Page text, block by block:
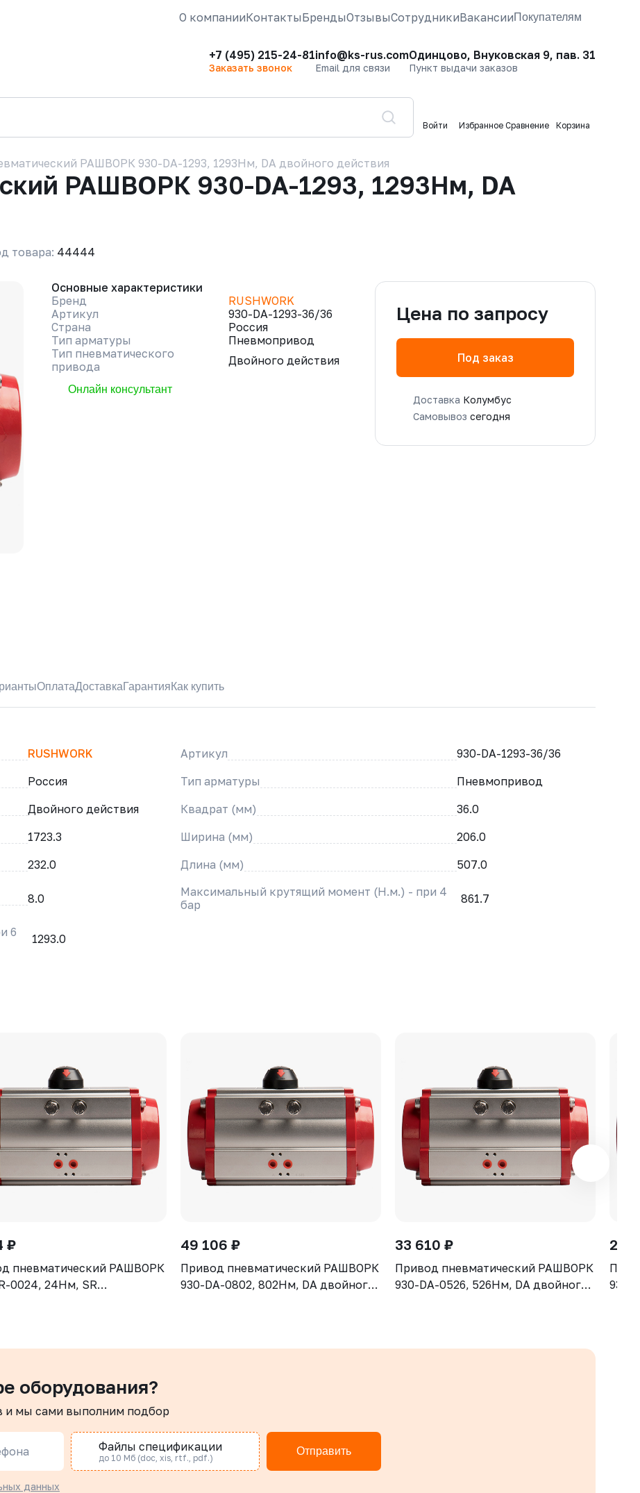
О компанииКонтактыБрендыОтзывыСотрудникиВакансииПокупателям
+7 (495) 215-24-81
Заказать звонок
info@ks-rus.com
Email для связи
Одинцово, Внуковская 9, пав. 31
Пункт выдачи заказов
Войти Избранное Сравнение Корзина
РАШВОРК 930-DA-1293, 1293Нм, DA двойного действия
РАШВОРК 930-DA-1293, 1293Нм, DA
товара: 44444
Основные характеристики
Бренд
RUSHWORK
Артикул
930-DA-1293-36/36
Страна
Россия
Тип арматуры
Пневмопривод
Тип пневматического
привода
Двойного действия
Онлайн консультант
Цена по запросу
Под заказ
Доставка Колумбус
Самовывоз сегодня
ОплатаДоставка Гарантия Как купить
RUSHWORK Артикул
930-DA-1293-36/36
Россия Тип арматуры
Пневмопривод
Двойного действия Квадрат (мм)
36.0
1723.3 Ширина (мм)
206.0
232.0 Длина (мм) 507.0
8.0
Максимальный крутящий момент (Н.м.) - при 4
бар
861.7
6
1293.0
₽
пневматический РАШВОРК
0024, 24Нм, SR
49 106 ₽
Привод пневматический РАШВОРК
930-DA-0802, 802Нм, DA двойного
33 610 ₽
Привод пневматический РАШВОРК
930-DA-0526, 526Нм, DA двойного
22
930-
оборудования?
и мы сами выполним подбор
Файлы спецификации
до 10 Мб (doc, xis, rtf., pdf.)
Отправить
данных